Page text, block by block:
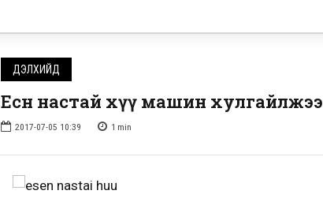
ДЭЛХИЙД
Есөн настай хүү машин хулгайлжээ
2017-07-05 10:39 1 min